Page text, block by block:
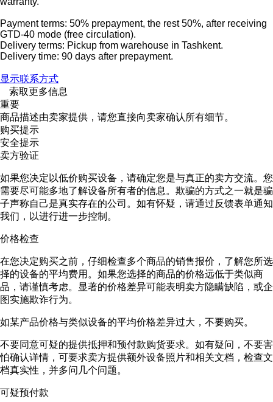
Payment terms: 50% prepayment, the rest 50%, after receiving
GTD-40 mode (free circulation).
Delivery terms: Pickup from warehouse in Tashkent.
Delivery time: 90 days after prepayment.
显示联系方式
索取更多信息
重要
商品描述由卖家提供，请您直接向卖家确认所有细节。
购买提示
安全提示
卖方验证
如果您决定以低价购买设备，请确定您是与真正的卖方交流。您
需要尽可能多地了解设备所有者的信息。欺骗的方式之一就是骗
子声称自己是真实存在的公司。如有怀疑，请通过反馈表单通知
我们，以进行进一步控制。
价格检查
在您决定购买之前，仔细检查多个商品的销售报价，了解您所选
择的设备的平均费用。如果您选择的商品的价格远低于类似商
品，请谨慎考虑。显著的价格差异可能表明卖方隐瞒缺陷，或企
图实施欺诈行为。
如某产品价格与类似设备的平均价格差异过大，不要购买。
不要同意可疑的提供抵押和预付款购货要求。如有疑问，不要害
怕确认详情，可要求卖方提供额外设备照片和相关文档，检查文
档真实性，并多问几个问题。
可疑预付款